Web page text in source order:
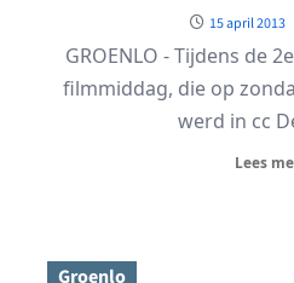
15 april 2013
GROENLO - Tijdens de
filmmiddag, die op
werd in cc
Lees
Groenlo